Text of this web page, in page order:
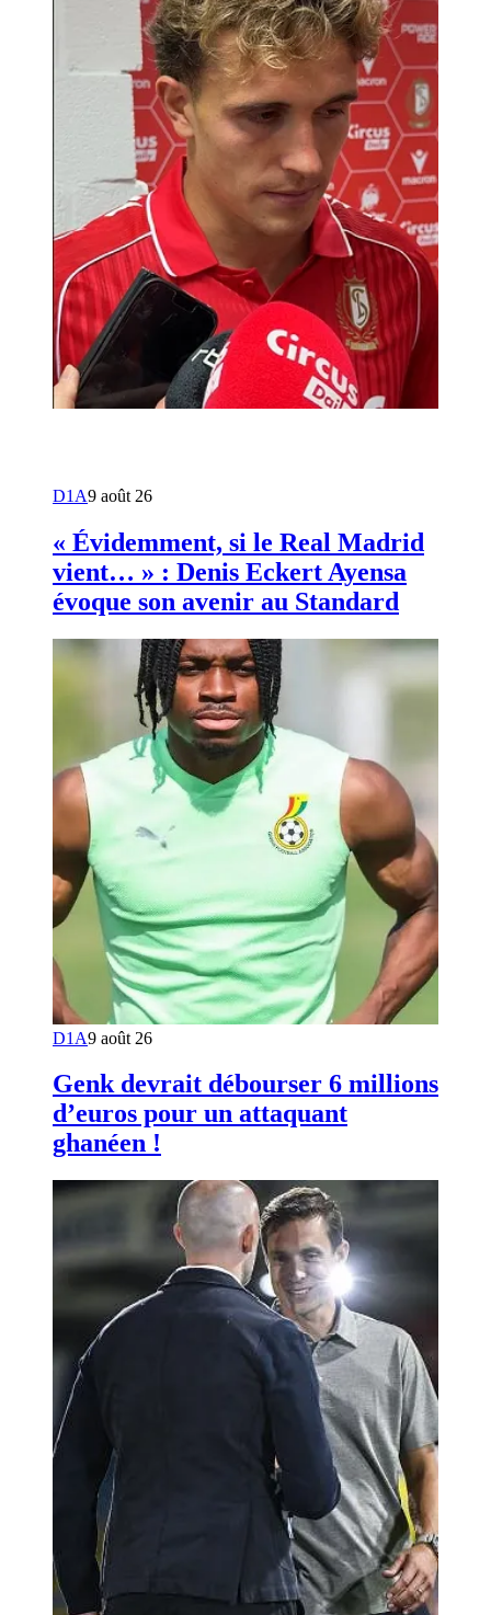
D1A9 août 26
« Évidemment, si le Real Madrid
vient… » : Denis Eckert Ayensa
évoque son avenir au Standard
D1A9 août 26
Genk devrait débourser 6 millions
d’euros pour un attaquant
ghanéen !